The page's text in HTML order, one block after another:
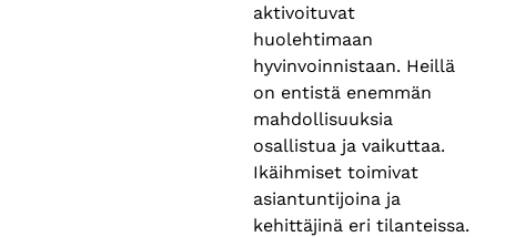
aktivoituvat
huolehtimaan
hyvinvoinnistaan. Heillä
on entistä enemmän
mahdollisuuksia
osallistua ja vaikuttaa.
Ikäihmiset toimivat
asiantuntijoina ja
kehittäjinä eri tilanteissa.